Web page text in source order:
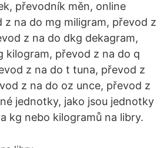
převodník měn, online
z na do mg miligram, převod z
z na do dkg dekagram,
kilogram, převod z na do q
z na do t tuna, převod z
z na do oz unce, převod z
jednotky, jako jsou jednotky
kg nebo kilogramů na libry.